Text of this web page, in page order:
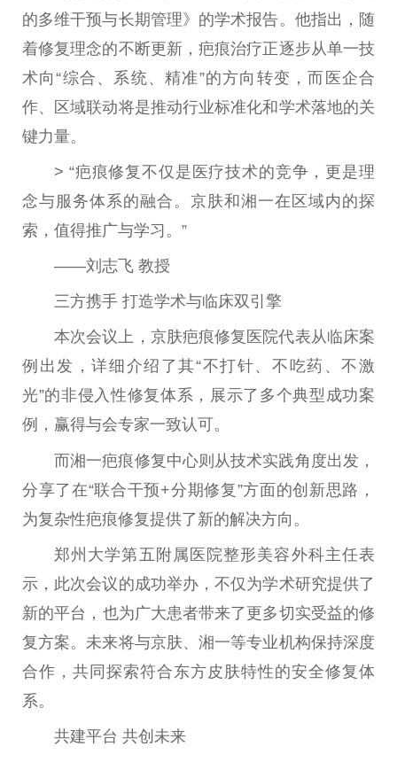
的多维干预与长期管理》的学术报告。他指出，随
着修复理念的不断更新，疤痕治疗正逐步从单一技
术向“综合、系统、精准”的方向转变，而医企合
作、区域联动将是推动行业标准化和学术落地的关
键力量。
> “疤痕修复不仅是医疗技术的竞争，更是理
念与服务体系的融合。京肤和湘一在区域内的探
索，值得推广与学习 。”
——刘志飞 教授
三方携手 打造学术与临床双引擎
本次会议上，京肤疤痕修复医院代表从临床案
例出发，详细介绍了其“不打针、不吃药、不激
光”的非侵入性修复体系，展示了多个典型成功案
例，赢得与会专家一致认可。
而湘一疤痕修复中心则从技术实践角度出发，
分享了在“联合干预+分期修复”方面的创新思路，
为复杂性疤痕修复提供了新的解决方向。
郑州大学第五附属医院整形美容外科主任表
示，此次会议的成功举办，不仅为学术研究提供了
新的平台 ，也为广大患者带来了更多切实受益的修
复方案。未来将与京肤、湘一等专业机构保持深度
合作，共同探索符合东方皮肤特性的安全修复体
系。
共建平台 共创未来